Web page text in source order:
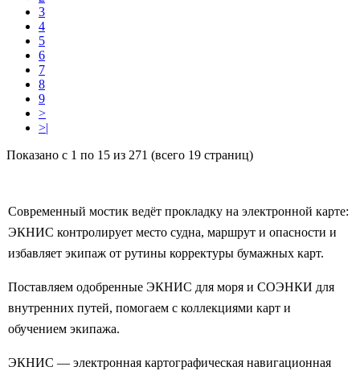
3
4
5
6
7
8
9
>
>|
Показано с 1 по 15 из 271 (всего 19 страниц)
Современный мостик ведёт прокладку на электронной карте:
ЭКНИС контролирует место судна, маршрут и опасности и
избавляет экипаж от рутины корректуры бумажных карт.
Поставляем одобренные ЭКНИС для моря и СОЭНКИ для
внутренних путей, помогаем с коллекциями карт и
обучением экипажа.
ЭКНИС — электронная картографическая навигационная